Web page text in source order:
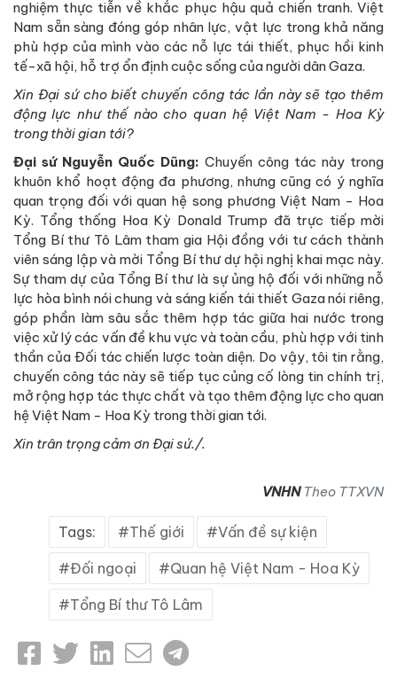
nghiệm thực tiễn về khắc phục hậu quả chiến tranh. Việt
Nam sẵn sàng đóng góp nhân lực, vật lực trong khả năng
phù hợp của mình vào các nỗ lực tái thiết, phục hồi kinh
tế-xã hội, hỗ trợ ổn định cuộc sống của người dân Gaza.
Xin Đại sứ cho biết chuyến công tác lần này sẽ tạo thêm
động lực như thế nào cho quan hệ Việt Nam - Hoa Kỳ
trong thời gian tới?
Đại sứ Nguyễn Quốc Dũng: Chuyến công tác này trong
khuôn khổ hoạt động đa phương, nhưng cũng có ý nghĩa
quan trọng đối với quan hệ song phương Việt Nam - Hoa
Kỳ. Tổng thống Hoa Kỳ Donald Trump đã trực tiếp mời
Tổng Bí thư Tô Lâm tham gia Hội đồng với tư cách thành
viên sáng lập và mời Tổng Bí thư dự hội nghị khai mạc này.
Sự tham dự của Tổng Bí thư là sự ủng hộ đối với những nỗ
lực hòa bình nói chung và sáng kiến tái thiết Gaza nói riêng,
góp phần làm sâu sắc thêm hợp tác giữa hai nước trong
việc xử lý các vấn đề khu vực và toàn cầu, phù hợp với tinh
thần của Đối tác chiến lược toàn diện. Do vậy, tôi tin rằng,
chuyến công tác này sẽ tiếp tục củng cố lòng tin chính trị,
mở rộng hợp tác thực chất và tạo thêm động lực cho quan
hệ Việt Nam - Hoa Kỳ trong thời gian tới.
Xin trân trọng cảm ơn Đại sứ./.
VNHN Theo TTXVN
Tags: Thế giới Vấn đề sự kiện
Đối ngoại Quan hệ Việt Nam - Hoa Kỳ
Tổng Bí thư Tô Lâm